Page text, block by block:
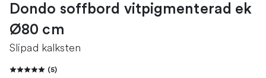
Dondo soffbord vitpigmenterad ek
Ø80 cm
Slipad kalksten
(5)